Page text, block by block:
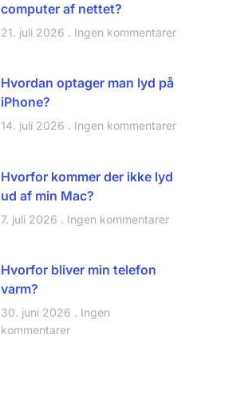
computer af nettet?
21. juli 2026 Ingen kommentarer
Hvordan optager man lyd på
iPhone?
14. juli 2026 Ingen kommentarer
Hvorfor kommer der ikke lyd
ud af min Mac?
7. juli 2026 Ingen kommentarer
Hvorfor bliver min telefon
varm?
30. juni 2026
Ingen
kommentarer